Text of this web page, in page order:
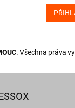
. Všechna práva